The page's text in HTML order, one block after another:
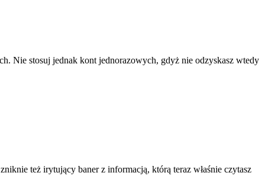
Nie stosuj jednak kont jednorazowych, gdyż nie odzyskasz wtedy
też irytujący baner z informacją, którą teraz właśnie czytasz